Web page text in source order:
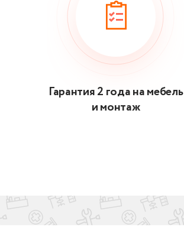
Гарантия 2 года на мебель
и монтаж